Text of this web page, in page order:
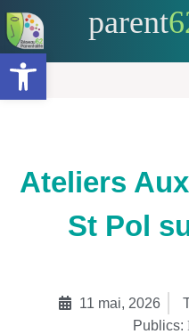
Ouvrir la barre d’outils
parent
Ateliers
St Pol
11 mai, 2026
Publics: